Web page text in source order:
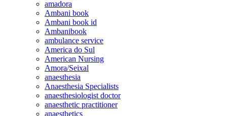
amadora
Ambani book
Ambani book id
Ambanibook
ambulance service
America do Sul
American Nursing
Amora/Seixal
anaesthesia
Anaesthesia Specialists
anaesthesiologist doctor
anaesthetic practitioner
anaesthetics